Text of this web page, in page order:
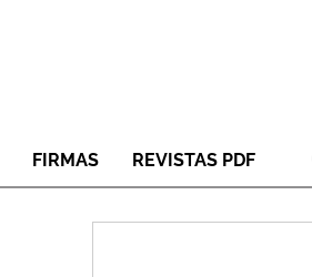
FIRMAS REVISTAS PDF